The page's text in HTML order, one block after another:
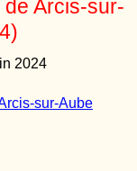
Arcis-sur-
2024
sur-Aube